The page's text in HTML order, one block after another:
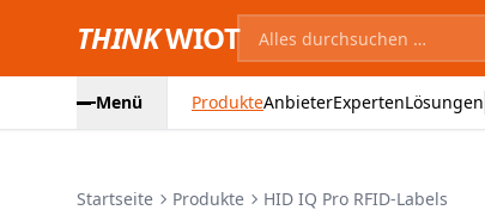
THINKWIOT
Menü ProdukteAnbieterExpertenLösungen
Startseite Produkte HID IQ Pro RFID-Labels